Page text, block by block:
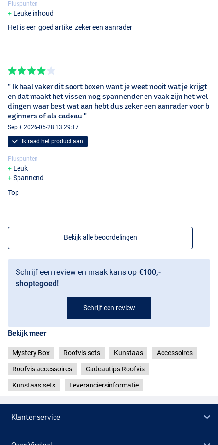
Pluspunten
Leuke inhoud
Het is een goed artikel zeker een aanrader
" Ik haal vaker dit soort boxen want je weet nooit wat je krijgt
en dat maakt het vissen nog spannender en vaak zijn het wel
dingen waar best wat aan hebt dus zeker een aanrader voor b
eginners of als cadeau "
Sep + 2026-05-28 13:29:17
Ik raad het product aan
Pluspunten
Leuk
Spannend
Top
Bekijk alle beoordelingen
Schrijf een review en maak kans op €100,-
shoptegoed!
Schrijf een review
Bekijk meer
Mystery Box Roofvis sets Kunstaas Accessoires
Roofvis accessoires Cadeautips Roofvis
Kunstaas sets Leveranciersinformatie
Klantenservice